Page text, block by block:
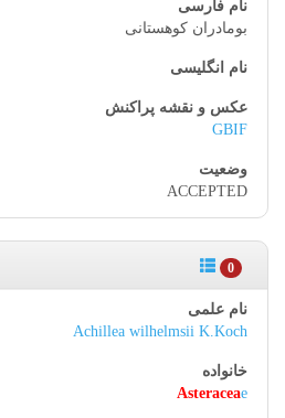
بومادران کوهستانی
GBIF
ACCEPTED
0
Achillea wilhelmsii K.Koch
Asteraceae